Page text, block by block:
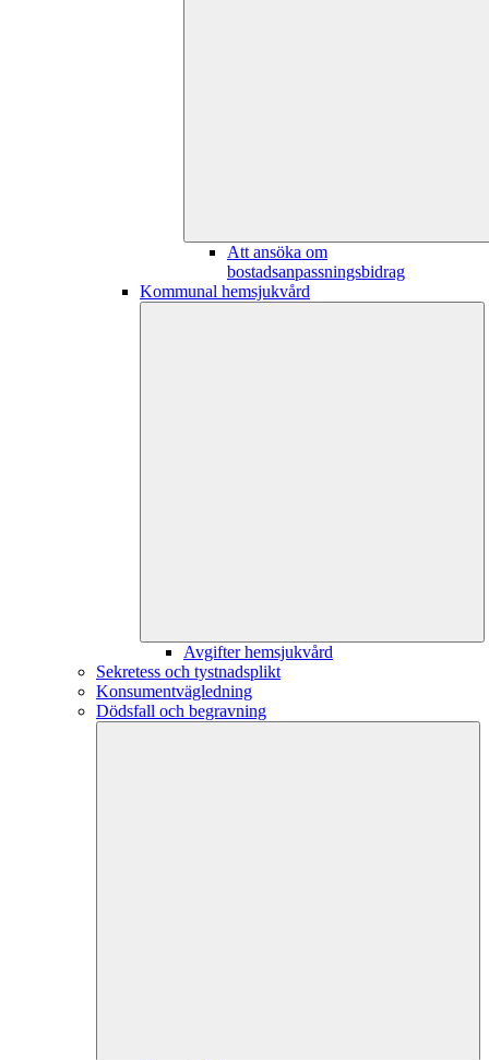
Att ansöka om
bostadsanpassningsbidrag
Kommunal hemsjukvård
Avgifter hemsjukvård
Sekretess och tystnadsplikt
Konsumentvägledning
Dödsfall och begravning